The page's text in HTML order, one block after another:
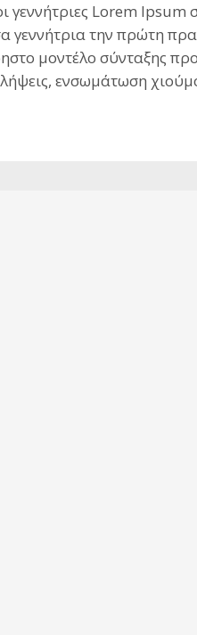
γεννήτριες Lorem
την πρώτη
μοντέλο σύνταξης
ενσωμάτωση